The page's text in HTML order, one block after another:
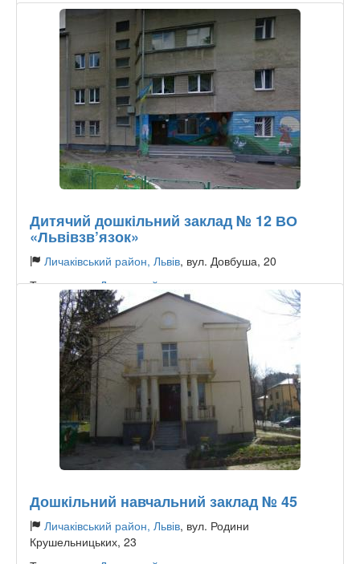
Дитячий дошкільний заклад № 12 ВО
«Львівзв’язок»
Личаківський район, Львів, вул. Довбуша, 20
Тип садочку:Державний
Дошкільний навчальний заклад № 45
Личаківський район, Львів, вул. Родини
Крушельницьких, 23